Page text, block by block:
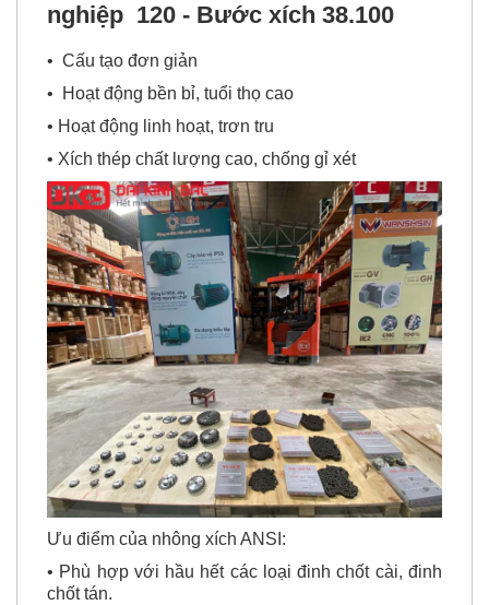
nghiệp 120 - Bước xích 38.100
• Cấu tạo đơn giản
• Hoạt động bền bỉ, tuổi thọ cao
• Hoạt động linh hoạt, trơn tru
• Xích thép chất lượng cao, chống gỉ xét
Ưu điểm của nhông xích ANSI:
• Phù hợp với hầu hết các loại đinh chốt cài, đinh
chốt tán.